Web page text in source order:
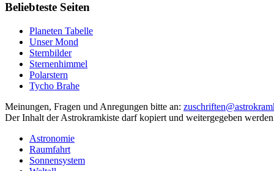
Beliebteste Seiten
Planeten Tabelle
Unser Mond
Sternbilder
Sternenhimmel
Polarstern
Tycho Brahe
Meinungen, Fragen und Anregungen bitte an:
Der Inhalt der Astrokramkiste darf kopiert und weitergegeben
Astronomie
Raumfahrt
Sonnensystem